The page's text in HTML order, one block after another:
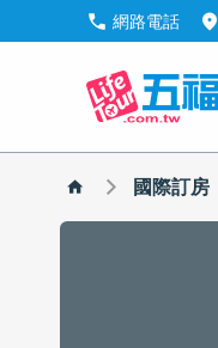
call 網路電話 location_on
國際訂房